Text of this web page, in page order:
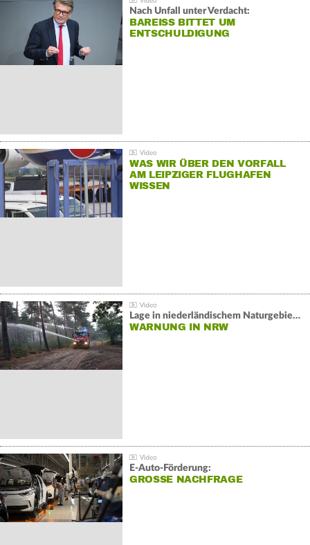
Nach Unfall unter Verdacht:
BAREISS BITTET UM E
NTSCHULDIGUNG
WAS WIR ÜBER DEN VORFALL
AM LEIPZIGER FLUGHAFEN
WISSEN
Lage in niederländischem Naturgebiet stabil
WARNUNG IN NRW
E-Auto-Förderung:
GROSSE NACHFRAGE